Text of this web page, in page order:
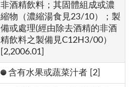
非酒精飲料；其固體組成或濃
縮物（濃縮湯食見23/10）；製
備或處理(經由除去酒精的非酒
精飲料之製備見C12H3/00）
[2,2006.01]
含有水果或蔬菜汁者 [2]